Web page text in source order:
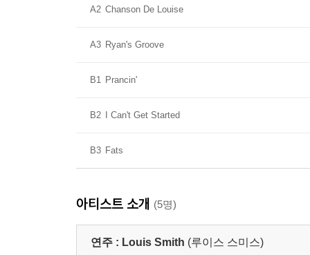
A2 Chanson De Louise
A3 Ryan's Groove
B1 Prancin'
B2 I Can't Get Started
B3 Fats
아티스트 소개 (5명)
연주 : Louis Smith (루이스 스미스)